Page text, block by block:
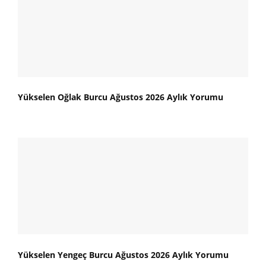
Yükselen Oğlak Burcu Ağustos 2026 Aylık Yorumu
Yükselen Yengeç Burcu Ağustos 2026 Aylık Yorumu